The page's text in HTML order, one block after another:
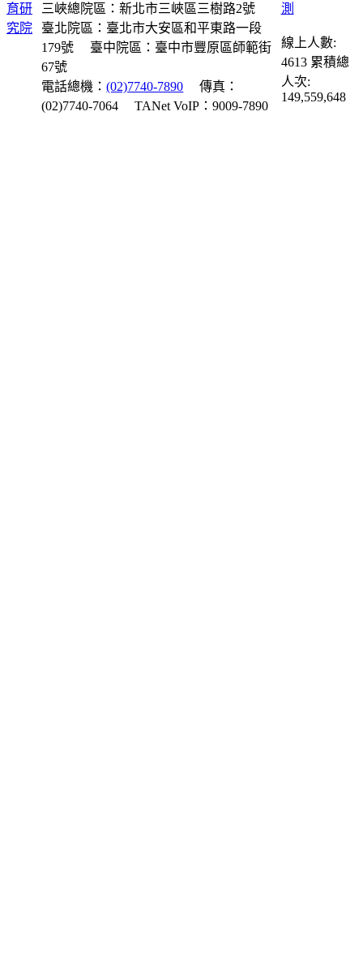
三峽總院區：新北市三峽區三樹路2號
臺北院區：臺北市大安區和平東路一段
179號
臺中院區：臺中市豐原區師範街
67號
電話總機：(02)7740-7890
傳真：
(02)7740-7064
TANet VoIP：9009-7890
線上人數:
4613 累積總
人次:
149,559,648